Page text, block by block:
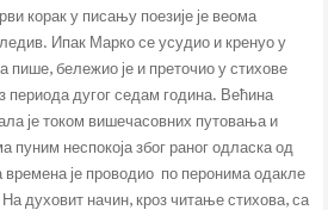
корак у писању поезије је веома
Ипак Марко се усудио и кренуо у
пише, бележио је и преточио у стихове
дугог седам година. Већина
је током вишечасовних путовања и
пуним неспокоја због раног одласка од
је проводио по перонима одакле
духовит начин, кроз читање стихова, са